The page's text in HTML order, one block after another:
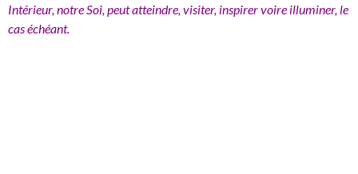
Intérieur, notre Soi, peut atteindre, visiter, inspirer voire illuminer, le
cas échéant.